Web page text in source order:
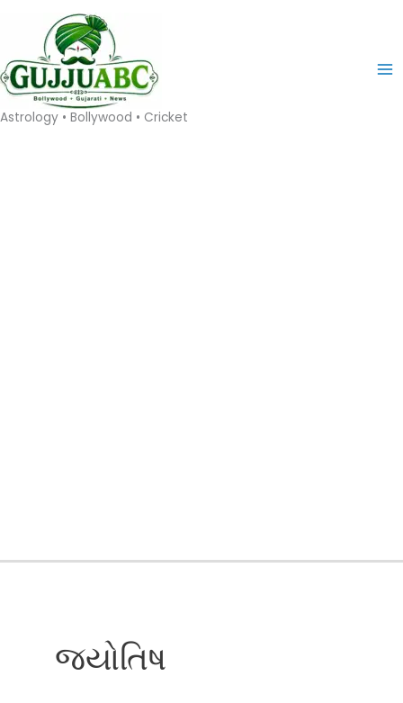
content
Astrology • Bollywood • Cricket
જ્યોતિષ